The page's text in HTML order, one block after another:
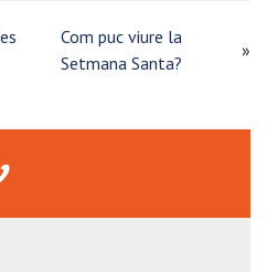
Com puc viure la
Setmana Santa?
»